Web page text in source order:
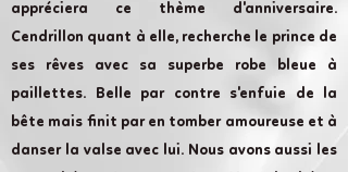
appréciera ce thème d'anniversaire.
Cendrillon quant à elle, recherche le prince de
ses rêves avec sa superbe robe bleue à
paillettes. Belle par contre s'enfuie de la
bête mais finit par en tomber amoureuse et à
danser la valse avec lui. Nous avons aussi les